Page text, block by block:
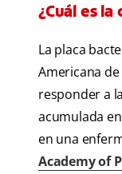
¿Cuál es
La placa
Americana
responder a
acumulada
en una
Academy of